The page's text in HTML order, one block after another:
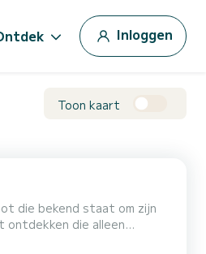
Inloggen
Toon kaart
ontdekken die alleen
al uw verwachtingen